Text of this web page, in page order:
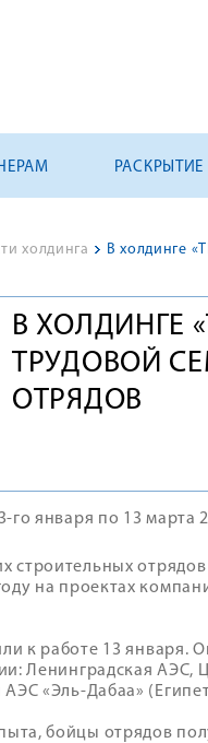
холдинга >
В ХОЛДИНГЕ
ТРУДОВОЙ
ОТРЯДОВ
го января по 13 марта
строительных
на проектах
к работе 13 января.
Ленинградская
«Эль-Дабаа»
бойцы отрядов